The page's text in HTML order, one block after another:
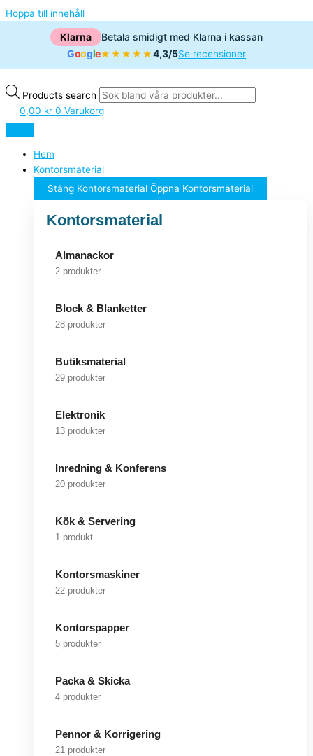
Hoppa till innehåll
Klarna
Betala smidigt med Klarna i kassan
Google★★★★★4,3/5Se recensioner
Products search
0,00 kr 0 Varukorg
Hem
Kontorsmaterial
Stäng Kontorsmaterial Öppna Kontorsmaterial
Kontorsmaterial
Almanackor
2 produkter
Block & Blanketter
28 produkter
Butiksmaterial
29 produkter
Elektronik
13 produkter
Inredning & Konferens
20 produkter
Kök & Servering
1 produkt
Kontorsmaskiner
22 produkter
Kontorspapper
5 produkter
Packa & Skicka
4 produkter
Pennor & Korrigering
21 produkter